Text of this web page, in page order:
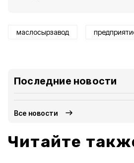
маслосырзавод
Последние новости
Все новости
Читайте